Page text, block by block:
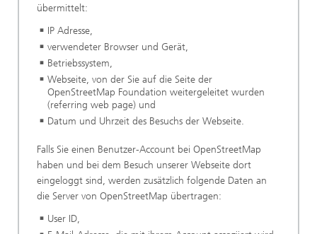
übermittelt:
IP Adresse,
verwendeter Browser und Gerät,
Betriebssystem,
Webseite, von der Sie auf die Seite der
OpenStreetMap Foundation weitergeleitet wurden
(referring web page) und
Datum und Uhrzeit des Besuchs der Webseite.
Falls Sie einen Benutzer-Account bei OpenStreetMap
haben und bei dem Besuch unserer Webseite dort
eingeloggt sind, werden zusätzlich folgende Daten an
die Server von OpenStreetMap übertragen:
User ID,